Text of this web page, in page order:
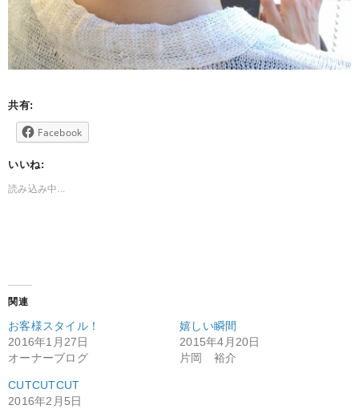
共有:
Facebook
いいね:
読み込み中...
関連
お客様スタイル！
2016年1月27日
オーナーブログ
嬉しい瞬間
2015年4月20日
片岡 裕介
CUTCUTCUT
2016年2月5日